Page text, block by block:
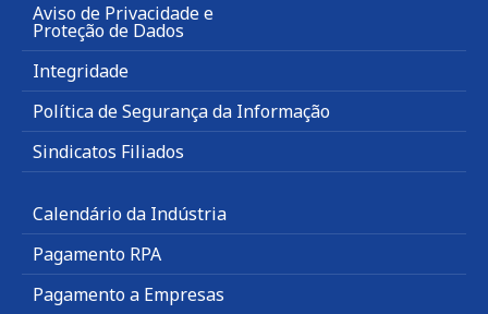
Aviso de Privacidade e
Proteção de Dados
Integridade
Política de Segurança da Informação
Sindicatos Filiados
Calendário da Indústria
Pagamento RPA
Pagamento a Empresas